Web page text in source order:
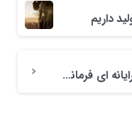
فرم ثبت نام تست بازی رایانه ای فرمانده مقاومت: نبرد آمرلی